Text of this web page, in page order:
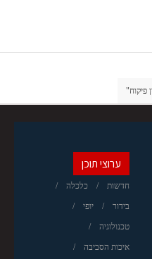
פיקוח"
ערוצי תוכן
חדשות כלכלה
בידור יופי
טכנולוגיה
איכות הסביבה